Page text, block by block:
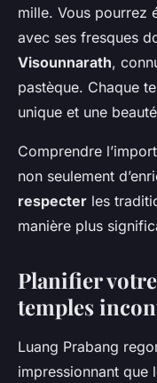
mille. Vous pourrez
avec ses fresques
Visounnarath,
pastèque. Chaque
unique et une
Comprendre
non seulement
respecter les
manière plus
Planifier
temples
Luang Prabang
impressionnant que